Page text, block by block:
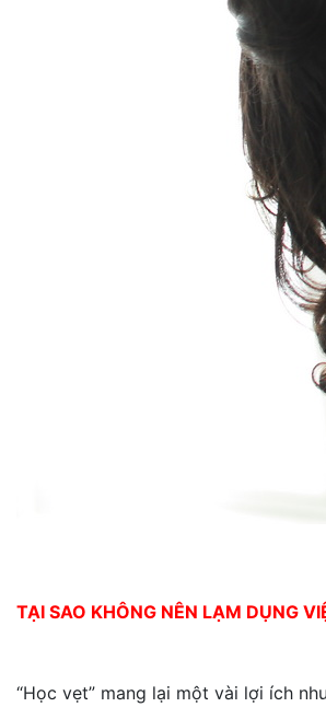
TẠI SAO KHÔNG NÊN LẠM DỤNG
“Học vẹt” mang lại một vài lợi ích